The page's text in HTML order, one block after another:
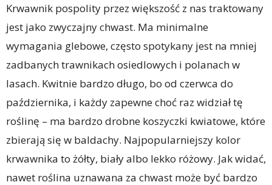
Krwawnik pospolity przez większość z nas traktowany
jest jako zwyczajny chwast. Ma minimalne
wymagania glebowe, często spotykany jest na mniej
zadbanych trawnikach osiedlowych i polanach w
lasach. Kwitnie bardzo długo, bo od czerwca do
października, i każdy zapewne choć raz widział tę
roślinę – ma bardzo drobne koszyczki kwiatowe, które
zbierają się w baldachy. Najpopularniejszy kolor
krwawnika to żółty, biały albo lekko różowy. Jak widać,
nawet roślina uznawana za chwast może być bardzo